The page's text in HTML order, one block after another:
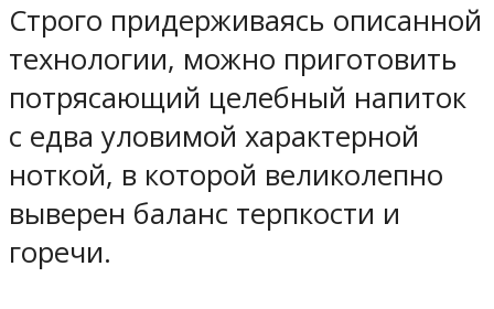
Строго придерживаясь описанной
технологии, можно приготовить
потрясающий целебный напиток
с едва уловимой характерной
ноткой, в которой великолепно
выверен баланс терпкости и
горечи.